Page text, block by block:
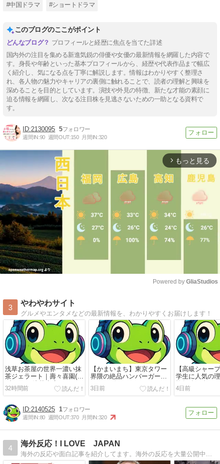
#中国ドラマ #ショートドラマ
このブログのここがポイント
プロフィールと経歴に焦点を当てた詳述
国内外の注目を集める新進気鋭の俳優や女優の最新情報を網羅した内容で
す。身長や年齢といった基本プロフィールから、経歴や代表作品まで幅広
く紹介し、気になる点を丁寧に解説します。情報はわかりやすく整理さ
れ、各人物の魅力やキャリアの裏側に触れることで、読者の理解と興味を
深めることを目的としています。演技や外見の特徴、新たな才能の素顔に
迫る情報を網羅し、次なる注目株を見逃さないための一助となる資料で
す。
2130095 5
週間IN:90 週間OUT:150 月間IN:320
arrow_forward_ios もっと見る
Powered by GliaStudios
3
やわやわサイト
グルメやエンタメなどの最新情報を、わかりやすくお届けします！
浅草お茶屋の世界一濃い抹
茶ジェラート｜壽々喜園(す
ずきえん)浅草本店
32時間前
【かまいまち】東京タワー
界隈の絶品ハンバーガー｜
マンチズバーガーシャック
3日前
【高級シャー
学生に人気の
験勉強が楽し
一本
4日前
2140525 1
週間IN:80 週間OUT:370 月間IN:320
4
海外反応！I LOVE JAPAN